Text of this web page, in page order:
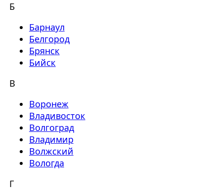
Б
Барнаул
Белгород
Брянск
Бийск
В
Воронеж
Владивосток
Волгоград
Владимир
Волжский
Вологда
Г